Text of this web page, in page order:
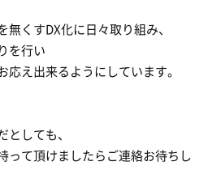
くすDX化に日々取り組み、
を行い
え出来るようにしています。
しても、
って頂けましたらご連絡お待ちし